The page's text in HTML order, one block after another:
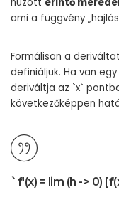
ami a függvény
Formálisan a
definiáljuk. Ha van
deriváltja az `x`
következőképpen
`f'(x) = lim (h -> 0)